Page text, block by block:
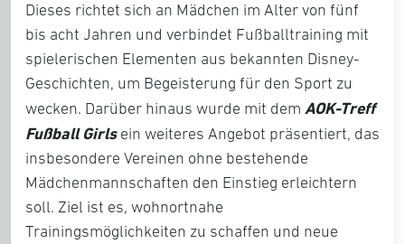
Dieses richtet sich an Mädchen im Alter von fünf
bis acht Jahren und verbindet Fußballtraining mit
spielerischen Elementen aus bekannten Disney-
Geschichten, um Begeisterung für den Sport zu
wecken. Darüber hinaus wurde mit dem AOK-Treff
Fußball Girlsein weiteres Angebot präsentiert, das
insbesondere Vereinen ohne bestehende
Mädchenmannschaften den Einstieg erleichtern
soll. Ziel ist es, wohnortnahe
Trainingsmöglichkeiten zu schaffen und neue